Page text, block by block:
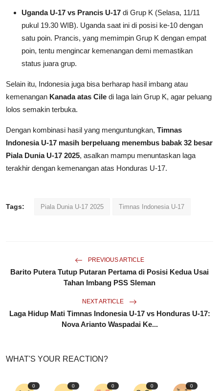
Uganda U-17 vs Prancis U-17 di Grup K (Selasa, 11/11
pukul 19.30 WIB). Uganda saat ini di posisi ke-10 dengan
satu poin. Prancis, yang memimpin Grup K dengan empat
poin, tentu mengincar kemenangan demi memastikan
status juara grup.
Selain itu, Indonesia juga bisa berharap hasil imbang atau
kemenangan Kanada atas Cile di laga lain Grup K, agar peluang
lolos semakin terbuka.
Dengan kombinasi hasil yang menguntungkan, Timnas
Indonesia U-17 masih berpeluang menembus babak 32 besar
Piala Dunia U-17 2025, asalkan mampu menuntaskan laga
terakhir dengan kemenangan atas Honduras U-17.
Tags: Piala Dunia U-17 2025 Timnas Indonesia U-17
PREVIOUS ARTICLE
Barito Putera Tutup Putaran Pertama di Posisi Kedua Usai
Tahan Imbang PSS Sleman
NEXT ARTICLE
Laga Hidup Mati Timnas Indonesia U-17 vs Honduras U-17:
Nova Arianto Waspadai Ke...
WHAT'S YOUR REACTION?
0 0 0 0 0